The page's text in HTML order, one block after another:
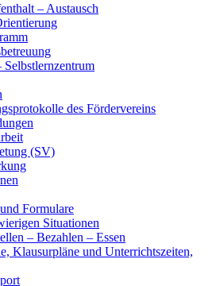
– Austausch
des Fördervereins
(SV)
Formulare
Situationen
– Bezahlen – Essen
Klausurpläne und Unterrichtszeiten,